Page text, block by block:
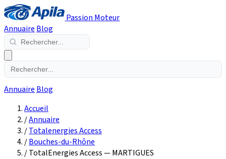
Passion Moteur
Annuaire Blog
Annuaire Blog
Accueil
/Annuaire
/Totalenergies Access
/Bouches-du-Rhône
/TotalEnergies Access — MARTIGUES